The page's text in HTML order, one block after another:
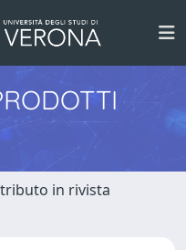
in rivista